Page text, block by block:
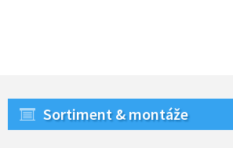
Sortiment & montáže